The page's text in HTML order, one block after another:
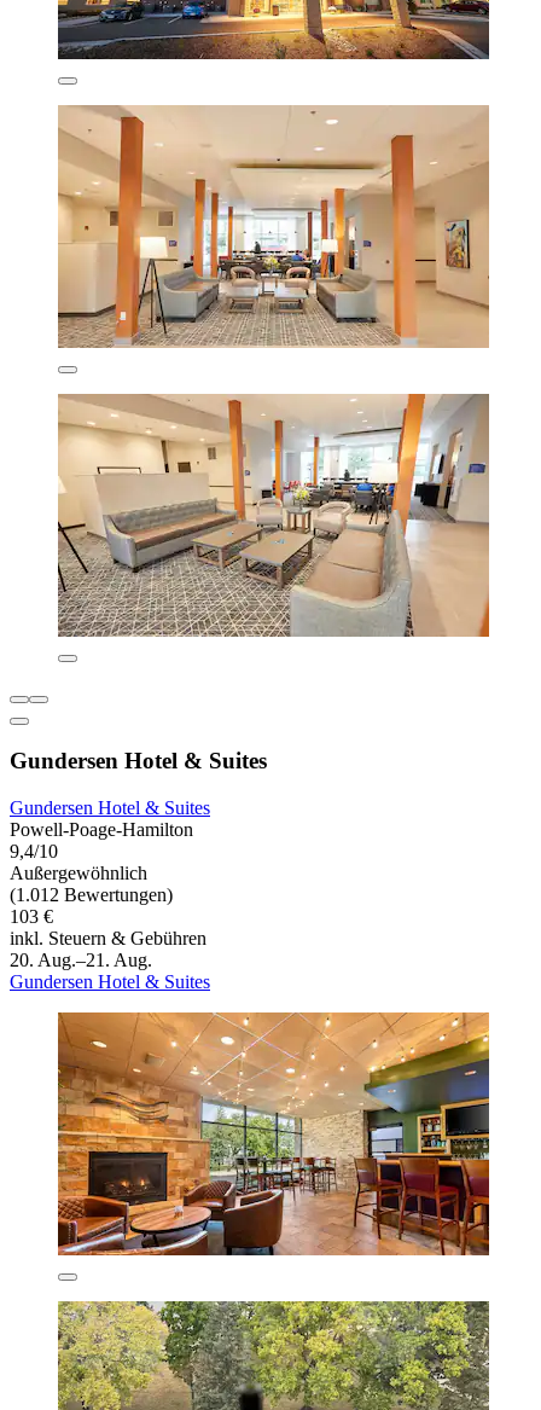
Gundersen Hotel & Suites
Gundersen Hotel & Suites
Powell-Poage-Hamilton
9,4/10
Außergewöhnlich
(1.012 Bewertungen)
103 €
inkl. Steuern & Gebühren
20. Aug.–21. Aug.
Gundersen Hotel & Suites